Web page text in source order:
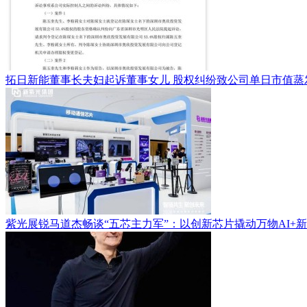
拓日新能董事长夫妇起诉董事女儿 股权纠纷致公司单日市值蒸
紫光展锐马道杰畅谈“五芯主力军”：以创新芯片撬动万物AI+